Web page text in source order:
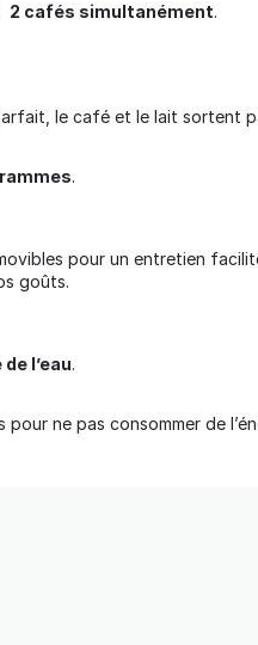
2 cafés simultanément.
le café et le lait sortent
.
pour un entretien
goûts.
l’eau.
ne pas consommer de